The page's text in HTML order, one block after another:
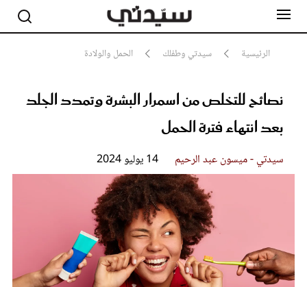
الرئيسية سيدتي وطفلك الحمل والولادة
نصائح للتخلص من اسمرار البشرة وتمدد الجلد
بعد انتهاء فترة الحمل
سيدتي - ميسون عبد الرحيم 14 يوليو 2024
مشاهير
جمال
سيدتي وطفلك
لايف ستايل
مطبخ سيدتي
مقالات الرأي
ستايل